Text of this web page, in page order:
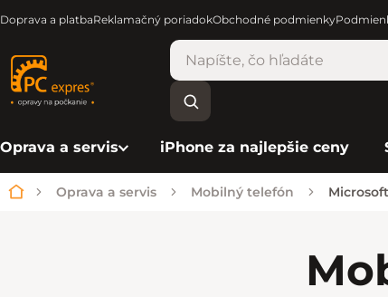
Doprava a platbaReklamačný poriadokObchodné podmienky
Oprava a servis iPhone za najlepšie ceny
Domov
Oprava a servis Mobilný telefón Microsoft